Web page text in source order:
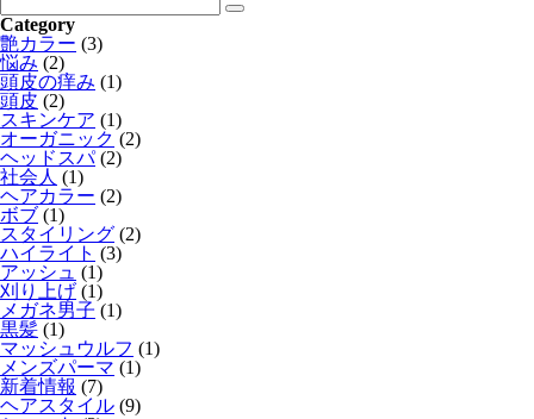
Category
艶カラー (3)
悩み (2)
頭皮の痒み (1)
頭皮 (2)
スキンケア (1)
オーガニック (2)
ヘッドスパ(2)
社会人 (1)
ヘアカラー (2)
ボブ (1)
スタイリング (2)
ハイライト (3)
アッシュ (1)
刈り上げ (1)
メガネ男子 (1)
黒髪 (1)
マッシュウルフ (1)
メンズパーマ (1)
新着情報 (7)
ヘアスタイル (9)